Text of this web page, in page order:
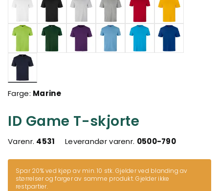
ID Game T-skjorte
Varenr. 4531 Leverandør varenr. 0500-790
Spar 20% ved kjøp av min. 10 stk. Gjelder ved blanding av
størrelser og farger av samme produkt. Gjelder ikke
restpartier.
valgte
Farge: Marine